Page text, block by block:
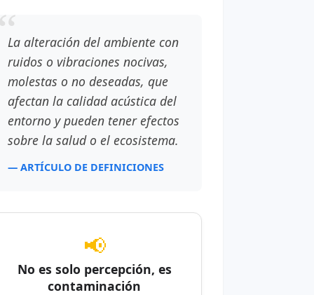
La alteración del ambiente con
ruidos o vibraciones nocivas,
molestas o no deseadas, que
afectan la calidad acústica del
entorno y pueden tener efectos
sobre la salud o el ecosistema.
— ARTÍCULO DE DEFINICIONES
📢
No es solo percepción, es
contaminación